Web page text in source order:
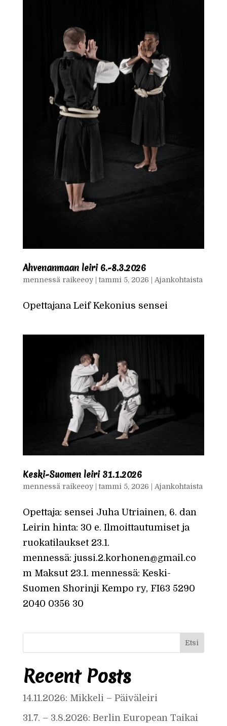
Ahvenanmaan leiri 6.-8.3.2026
mennessä raikeeoy|tammi 5, 2026 Ajankohtaista
Opettajana Leif Kekonius sensei
Keski-Suomen leiri 31.1.2026
mennessä raikeeoy|tammi 5, 2026 Ajankohtaista
Opettaja: sensei Juha Utriainen, 6. dan
Leirin hinta: 30 e. Ilmoittautumiset ja
ruokatilaukset 23.1.
mennessä: jussi.2.korhonen@gmail.co
m Maksut 23.1. mennessä: Keski-
Suomen Shorinji Kempo ry, FI63 5290
2040 0356 30
t
s
i
Etsi
Recent Posts
14.11.2026: Mikkeli – Päiväleiri
31.7. – 3.8.2026: Berlin European Taikai